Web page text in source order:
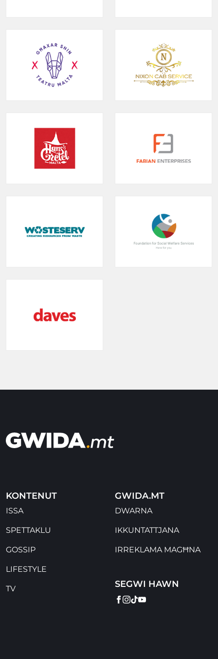
KONTENUT
ISSA
SPETTAKLU
GOSSIP
LIFESTYLE
TV
GWIDA.MT
DWARNA
IKKUNTATTJANA
IRREKLAMA MAGĦNA
SEGWI HAWN
FACEBOOK
INSTAGRAM
TIKTOK
YOUTUBE